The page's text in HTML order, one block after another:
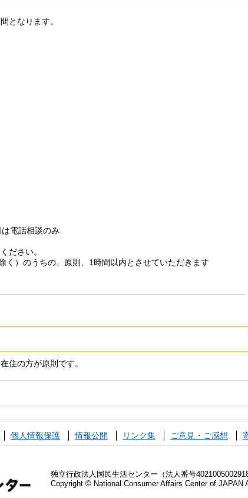
となります。
電話相談のみ
ださい。
）のうちの、原則、1時間以内とさせていただきます
住の方が原則です。
個人情報保護 情報公開 リンク集 ご意見・ご感想
独立行政法人国民生活センター（法人番号4021005002918
Copyright © National Consumer Affairs Center of JAPAN